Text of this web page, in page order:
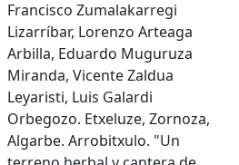
Francisco Zumalakarregi
Lizarríbar, Lorenzo Arteaga
Arbilla, Eduardo Muguruza
Miranda, Vicente Zaldua
Leyaristi, Luis Galardi
Orbegozo. Etxeluze, Zornoza,
Algarbe. Arrobitxulo. "Un